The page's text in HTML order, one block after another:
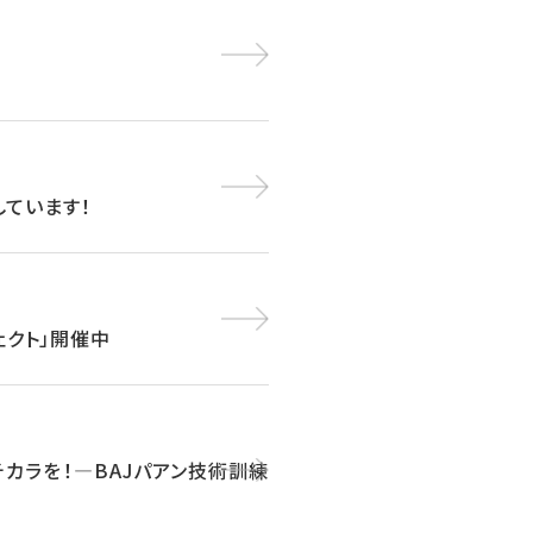
います！
ト」開催中
カラを！―BAJパアン技術訓練